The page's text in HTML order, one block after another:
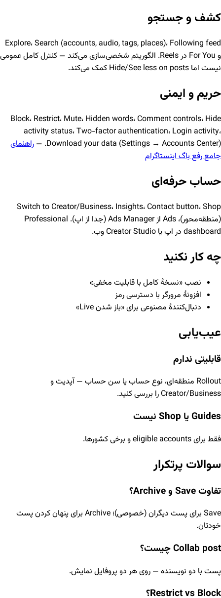
کشف و جستجو
Explore، Search (accounts, audio, tags, places)، Following feed
و For You در Reels. الگوریتم شخصی‌سازی می‌کند — کنترل کامل عمومی
نیست اما Hide/See less on posts کمک می‌کند.
حریم و ایمنی
Block، Restrict، Mute، Hidden words، Comment controls، Hide
activity status، Two-factor authentication، Login activity،
Download your data (Settings → Accounts Center). —
راهنمای
جامع رفع باگ اینستاگرام
حساب حرفه‌ای
Switch to Creator/Business، Insights، Contact button، Shop
(منطقه‌محور)، Ads از Ads Manager (جدا از اپ). Professional
dashboard در اپ یا Creator Studio وب.
چه کار نکنید
نصب «نسخهٔ کامل با قابلیت مخفی»
افزونهٔ مرورگر با دسترسی رمز
دنبال‌کنندهٔ مصنوعی برای «باز شدن Live»
عیب‌یابی
قابلیتی ندارم
Rollout منطقه‌ای، نوع حساب یا سن حساب — آپدیت و
Creator/Business را بررسی کنید.
Guides یا Shop نیست
فقط برای eligible accounts و برخی کشورها.
سوالات پرتکرار
تفاوت Save و Archive؟
Save برای پست دیگران (خصوصی)؛ Archive برای پنهان کردن پست
خودتان.
Collab post چیست؟
پست با دو نویسنده — روی هر دو پروفایل نمایش.
Restrict vs Block؟